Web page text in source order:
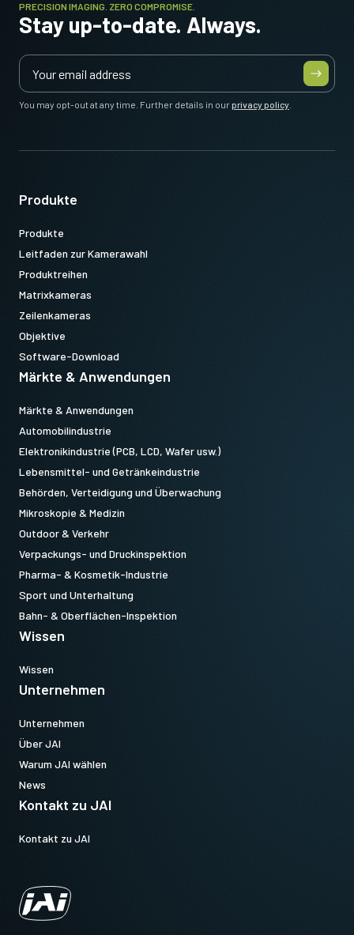
PRECISION IMAGING. ZERO COMPROMISE.
Stay up-to-date. Always.
You may opt-out at any time. Further details in ourprivacy policy
Produkte
Produkte
Leitfaden zur Kamerawahl
Produktreihen
Matrixkameras
Zeilenkameras
Objektive
Software-Download
Märkte & Anwendungen
Märkte & Anwendungen
Automobilindustrie
Elektronikindustrie (PCB, LCD, Wafer usw.)
Lebensmittel- und Getränkeindustrie
Behörden, Verteidigung und Überwachung
Mikroskopie & Medizin
Outdoor & Verkehr
Verpackungs- und Druckinspektion
Pharma- & Kosmetik-Industrie
Sport und Unterhaltung
Bahn- & Oberflächen-Inspektion
Wissen
Wissen
Unternehmen
Unternehmen
Über JAI
Warum JAI wählen
News
Kontakt zu JAI
Kontakt zu JAI